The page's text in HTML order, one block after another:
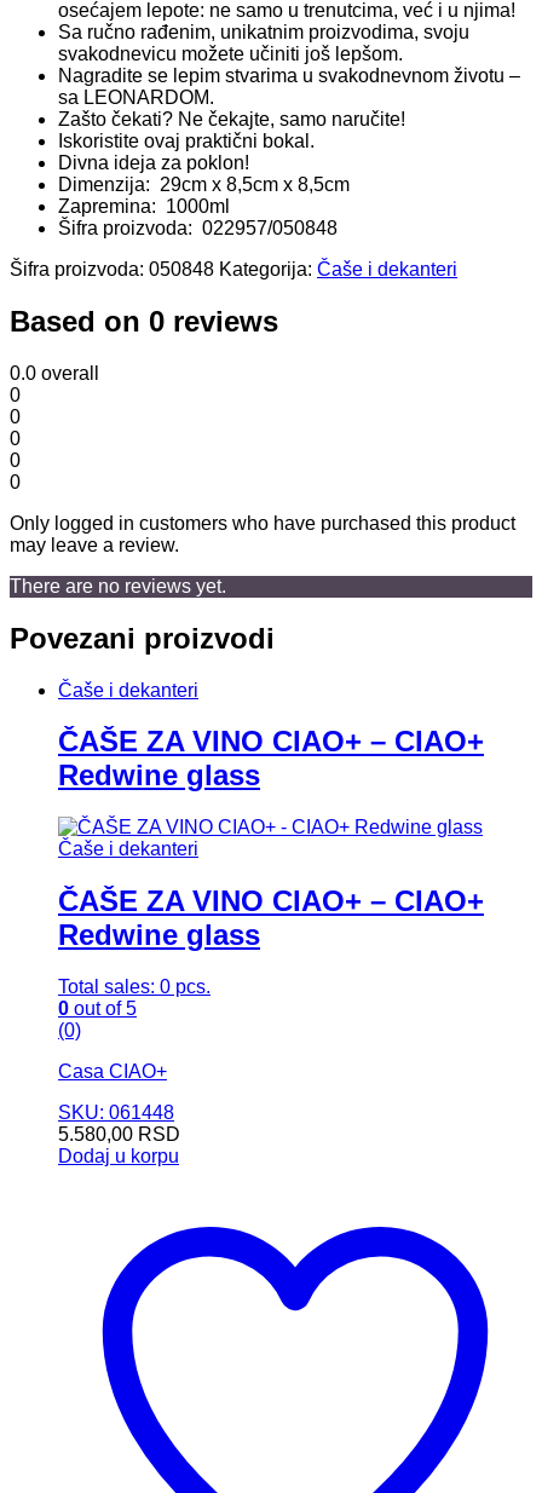
osećajem lepote: ne samo u trenutcima, već i u njima!
Sa ručno rađenim, unikatnim proizvodima, svoju
svakodnevicu možete učiniti još lepšom.
Nagradite se lepim stvarima u svakodnevnom životu –
sa LEONARDOM.
Zašto čekati? Ne čekajte, samo naručite!
Iskoristite ovaj praktični bokal.
Divna ideja za poklon!
Dimenzija: 29cm x 8,5cm x 8,5cm
Zapremina: 1000ml
Šifra proizvoda: 022957/050848
Šifra proizvoda: 050848 Kategorija: Čaše i dekanteri
Based on 0 reviews
0.0 overall
0
0
0
0
0
Only logged in customers who have purchased this product
may leave a review.
There are no reviews yet.
Povezani proizvodi
Čaše i dekanteri
ČAŠE ZA VINO CIAO+ – CIAO+
Redwine glass
Čaše i dekanteri
ČAŠE ZA VINO CIAO+ – CIAO+
Redwine glass
Total sales: 0 pcs.
0 out of 5
(0)
Casa CIAO+
SKU: 061448
5.580,00 RSD
Dodaj u korpu